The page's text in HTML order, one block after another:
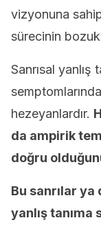
vizyonuna
sürecinin
Sanrısal yanlış
hezeyanlardır.
da ampirik
doğru
Bu sanrılar ya
yanlış